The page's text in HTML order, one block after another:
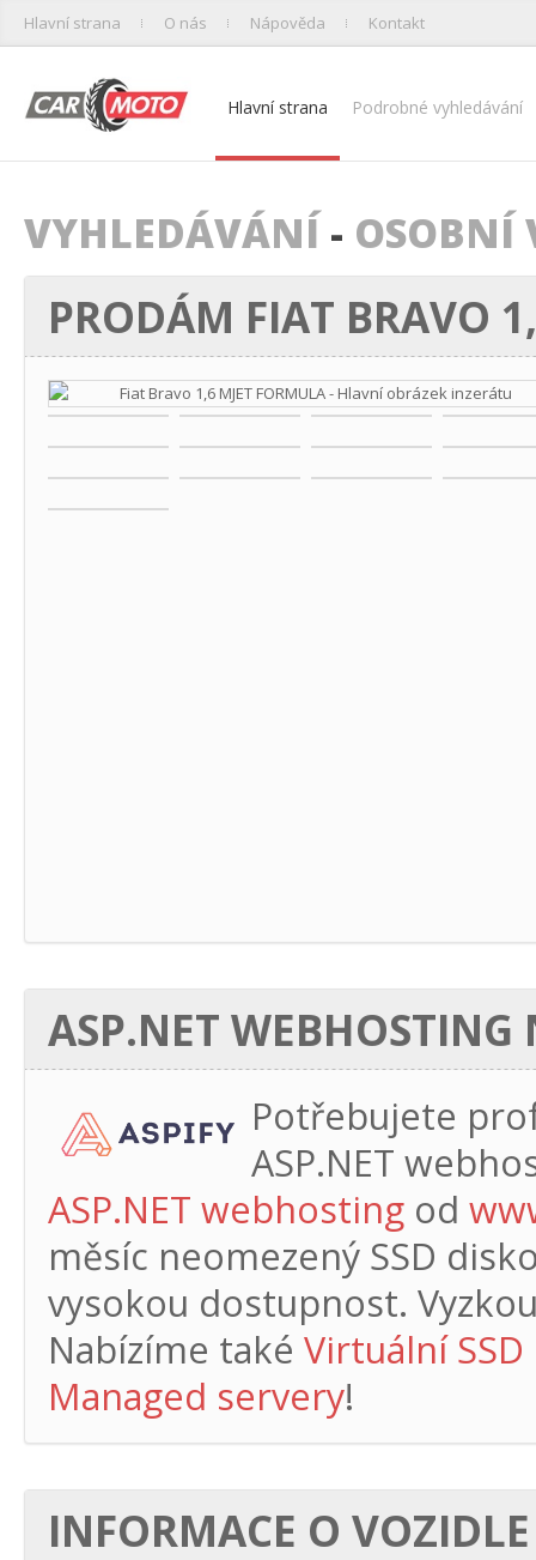
Hlavní strana O nás Nápověda Kontakt
Hlavní strana Podrobné vyhledávání
VYHLEDÁVÁNÍ - OSOBNÍ
PRODÁM FIAT BRAVO
ASP.NET WEBHOSTING
Potřebujete
ASP.NET
ASP.NET webhosting od
měsíc neomezený SSD
vysokou dostupnost.
Nabízíme také Virtuální
Managed servery!
INFORMACE O VOZIDLE